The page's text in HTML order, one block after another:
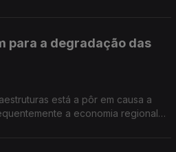
para a degradação das
está a pôr em causa a
a economia regional